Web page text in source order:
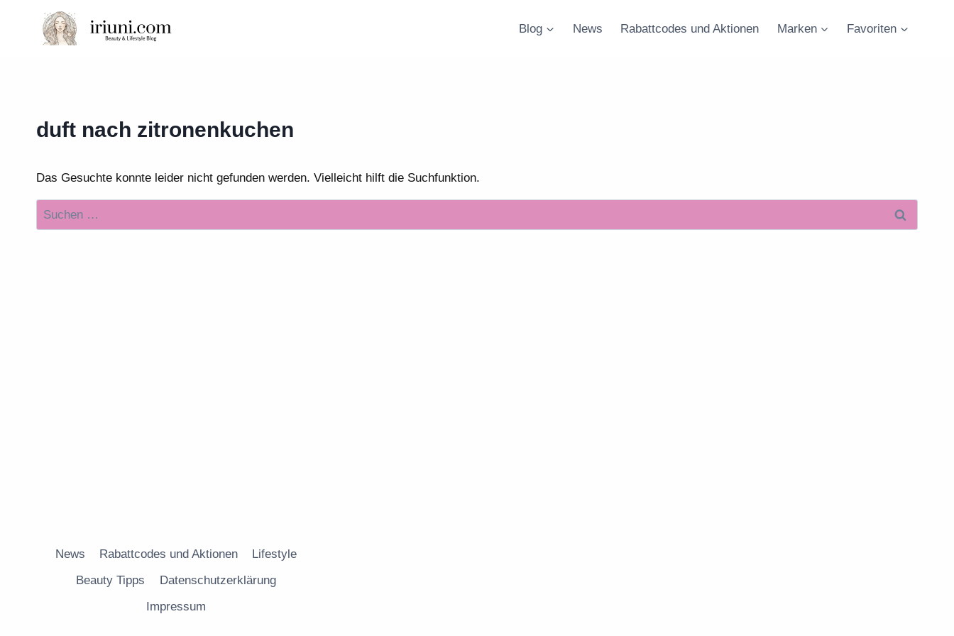
springen
Blog News Rabattcodes und Aktionen Marken Favoriten
duft nach zitronenkuchen
Das Gesuchte konnte leider nicht gefunden werden. Vielleicht hilft die Suchfunktion.
Suchen
nach:
News Rabattcodes und Aktionen
Lifestyle
Beauty Tipps
Datenschutzerklärung
Impressum